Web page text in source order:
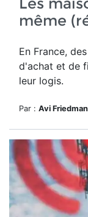
même
En France,
d'achat et de
leur logis.
Par : Avi Friedman